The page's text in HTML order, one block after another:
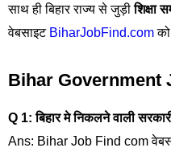
साथ ही बिहार राज्य से जुड़ीशिक्षा
वेबसाइट BiharJobFind.comको
Bihar Government
Q 1: बिहार मे निकलने वाली
Ans: Bihar Job Find com